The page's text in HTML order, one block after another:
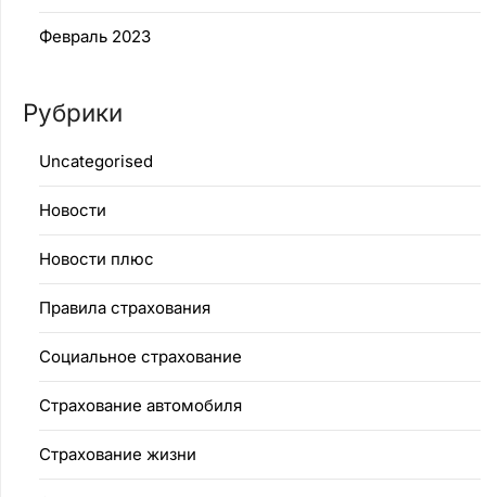
Февраль 2023
Рубрики
Uncategorised
Новости
Новости плюс
Правила страхования
Социальное страхование
Страхование автомобиля
Страхование жизни